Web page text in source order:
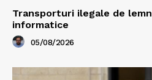
Transporturi ilegale de
informatice
05/08/2026